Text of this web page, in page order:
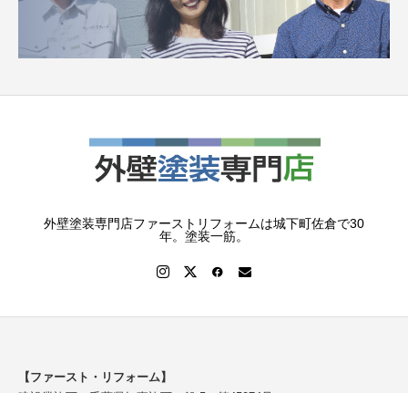
外壁塗装専門店ファーストリフォームは城下町佐倉で30
年。塗装一筋。
【ファースト・リフォーム】